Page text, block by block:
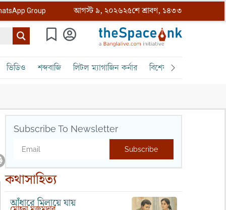
Group আগস্ট ৯, ২০২৬২৫শে শ্রাবণ, ১৪৩৩
ভিডিও শব্দবাজি লিটল ম্যাগাজিন কর্নার বিশেষ ক্রোড়পত্র
Subscribe To Newsletter
Subscribe
কথাসাহিত্য
আঁধারে মিলায়ে যায়